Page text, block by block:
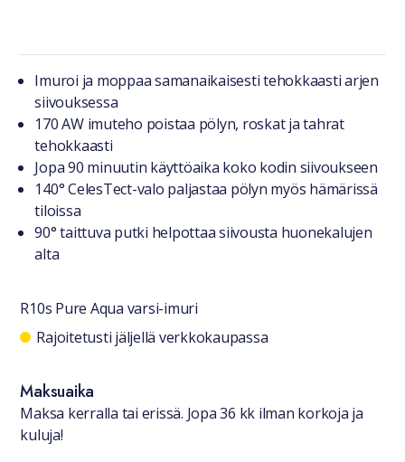
Tuotteesta lyhyesti
Imuroi ja moppaa samanaikaisesti tehokkaasti arjen
siivouksessa
170 AW imuteho poistaa pölyn, roskat ja tahrat
tehokkaasti
Jopa 90 minuutin käyttöaika koko kodin siivoukseen
140° CelesTect-valo paljastaa pölyn myös hämärissä
tiloissa
90° taittuva putki helpottaa siivousta huonekalujen
alta
R10s Pure Aqua varsi-imuri
Saatavuustiedot
Rajoitetusti jäljellä verkkokaupassa
Maksuaika
Maksa kerralla tai erissä. Jopa 36 kk ilman korkoja ja
kuluja!